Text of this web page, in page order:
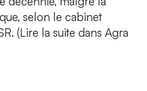
selon le cabinet
(Lire la suite dans Agra